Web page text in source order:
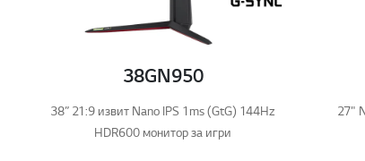
38GN950
38” 21:9 извит Nano IPS 1ms (GtG) 144Hz
HDR600 монитор за игри
27"